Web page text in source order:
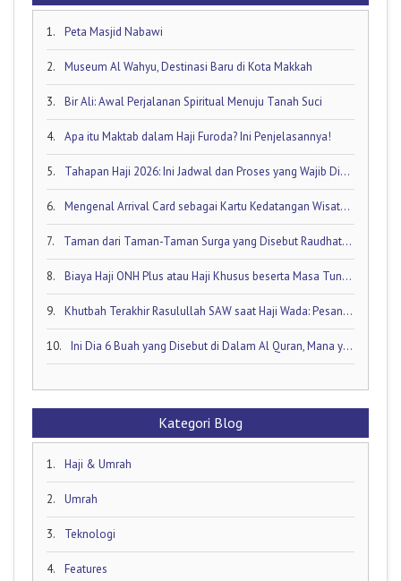
1. Peta Masjid Nabawi
2. Museum Al Wahyu, Destinasi Baru di Kota Makkah
3. Bir Ali: Awal Perjalanan Spiritual Menuju Tanah Suci
4. Apa itu Maktab dalam Haji Furoda? Ini Penjelasannya!
5. Tahapan Haji 2026: Ini Jadwal dan Proses yang Wajib Diketahui oleh Calon Jamaah Haji
6. Mengenal Arrival Card sebagai Kartu Kedatangan Wisatawan!
7. Taman dari Taman-Taman Surga yang Disebut Raudhatul Jannah
8. Biaya Haji ONH Plus atau Haji Khusus beserta Masa Tunggunya: Ini Rinciannya!
9. Khutbah Terakhir Rasulullah SAW saat Haji Wada: Pesan Abadi untuk Umat Islam
10. Ini Dia 6 Buah yang Disebut di Dalam Al Quran, Mana yang Favorit Anda?
Kategori Blog
1. Haji & Umrah
2. Umrah
3. Teknologi
4. Features